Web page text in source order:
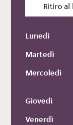
Ritiro al
Lunedì
Martedì
Mercoledì
Giovedì
Venerdì